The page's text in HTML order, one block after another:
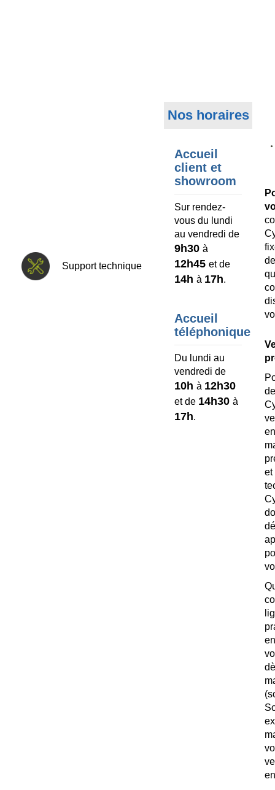
Support technique
Nos horaires
Accueil
client et
showroom
Sur rendez-
vous du lundi
au vendredi de
9h30 à
12h45 et de
14h à 17h.
Accueil
téléphonique
Du lundi au
vendredi de
10h à 12h30
et de 14h30 à
17h.